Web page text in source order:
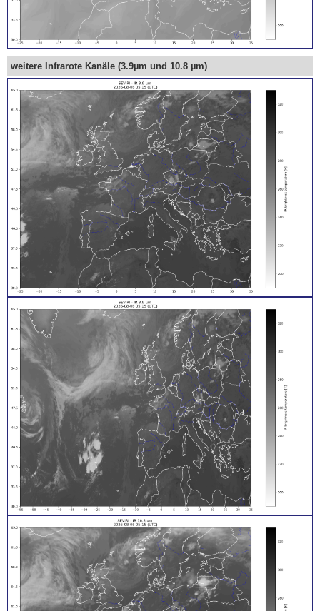
weitere Infrarote Kanäle (3.9µm und 10.8 µm)